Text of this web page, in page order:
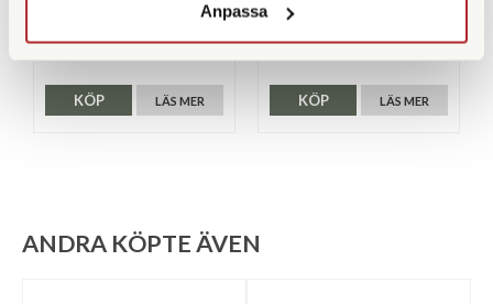
Anpassa
LÄS MER
KÖP LÄS MER
KÖP
ANDRA KÖPTE ÄVEN